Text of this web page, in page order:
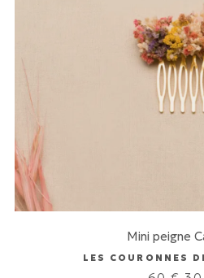
Mini peigne
LES COURONNES
Le